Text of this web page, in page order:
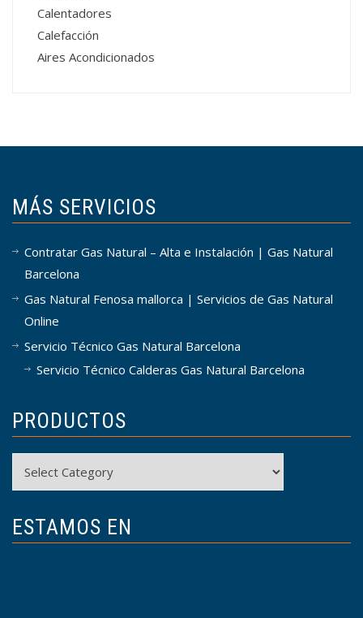
Calentadores
Calefacción
Aires Acondicionados
MÁS SERVICIOS
Contratar Gas Natural – Alta e Instalación | Gas Natural
Barcelona
Gas Natural Fenosa mallorca | Servicios de Gas Natural
Online
Servicio Técnico Gas Natural Barcelona
Servicio Técnico Calderas Gas Natural Barcelona
PRODUCTOS
ESTAMOS EN